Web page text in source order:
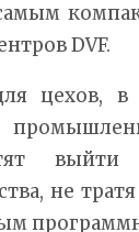
DVF.
цехов, в
не